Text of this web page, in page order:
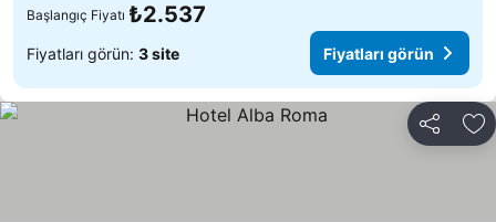
Başlangıç Fiyatı ₺2.537
Fiyatları görün: 3 site Fiyatları görün
Paylaş